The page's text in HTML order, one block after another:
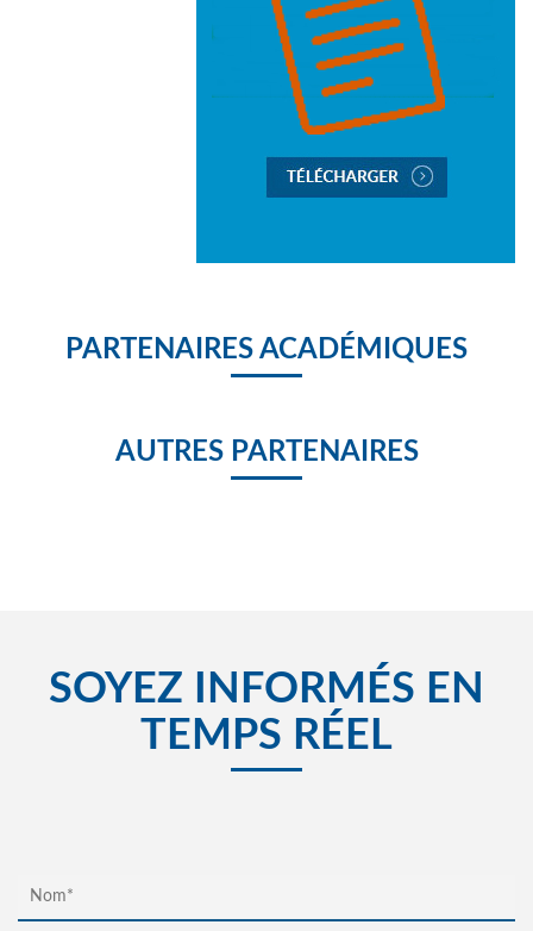
PARTENAIRES ACADÉMIQUES
AUTRES PARTENAIRES
SOYEZ INFORMÉS EN
TEMPS RÉEL